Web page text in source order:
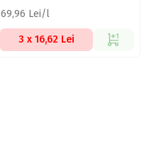
69,96 Lei/l
3 x 16,62 Lei